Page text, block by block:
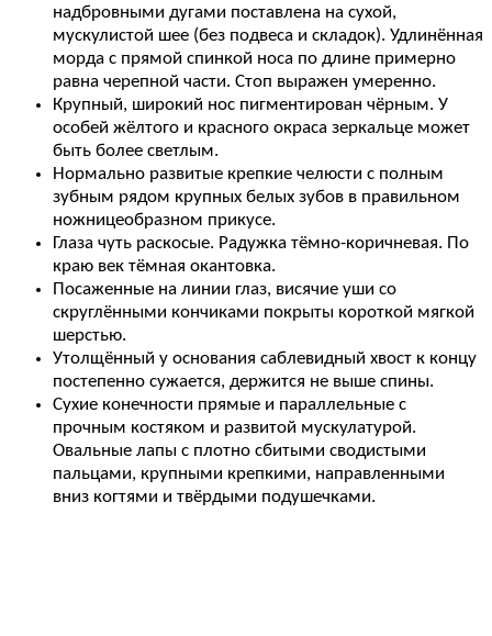
надбровными дугами поставлена на сухой,
мускулистой шее (без подвеса и складок). Удлинённая
морда с прямой спинкой носа по длине примерно
равна черепной части. Стоп выражен умеренно.
Крупный, широкий нос пигментирован чёрным. У
особей жёлтого и красного окраса зеркальце может
быть более светлым.
Нормально развитые крепкие челюсти с полным
зубным рядом крупных белых зубов в правильном
ножницеобразном прикусе.
Глаза чуть раскосые. Радужка тёмно-коричневая. По
краю век тёмная окантовка.
Посаженные на линии глаз, висячие уши со
скруглёнными кончиками покрыты короткой мягкой
шерстью.
Утолщённый у основания саблевидный хвост к концу
постепенно сужается, держится не выше спины.
Сухие конечности прямые и параллельные с
прочным костяком и развитой мускулатурой.
Овальные лапы с плотно сбитыми сводистыми
пальцами, крупными крепкими, направленными
вниз когтями и твёрдыми подушечками.